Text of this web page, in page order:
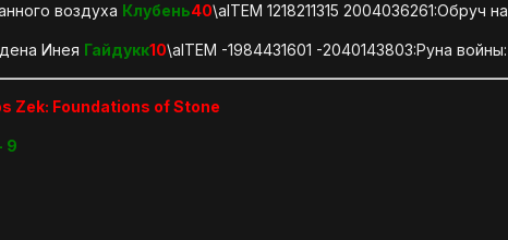
воздуха Клубень40\aITEM 1218211315 2004036261:Обруч
Инея Гайдукк10\aITEM -1984431601 -2040143803:Руна
Zek: Foundations of Stone
9